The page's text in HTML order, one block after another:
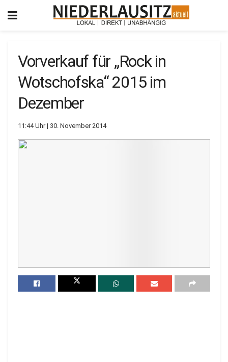
Vorverkauf für „Rock in
Wotschofska“ 2015 im
Dezember
11:44 Uhr | 30. November 2014